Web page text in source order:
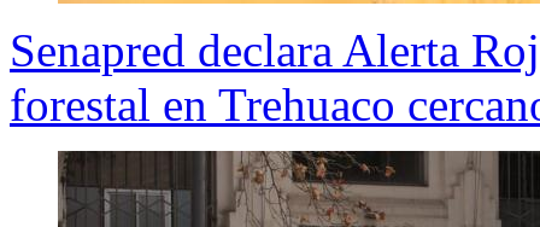
Senapred declara Alerta
forestal en Trehuaco